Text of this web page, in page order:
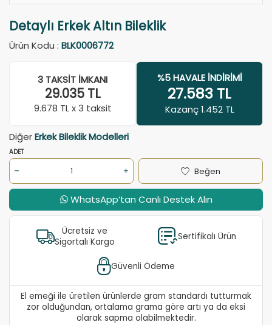
Detaylı Erkek Altın Bileklik
Ürün Kodu : BLK0006772
3 TAKSIT İMKANI
29.035TL
9.678 TL x 3 taksit
%5 HAVALE İNDIRIMI
27.583 TL
Kazanç 1.452 TL
DiğerErkek Bileklik Modelleri
ADET
Beğen
WhatsApp’tan Canlı Destek Alın
Ücretsiz ve
Sigortalı Kargo
Sertifikalı Ürün
Güvenli Ödeme
El emeği ile üretilen ürünlerde gram standardı tutturmak
zor olduğundan, ortalama grama göre artı ya da eksi
olarak sapma olabilmektedir.